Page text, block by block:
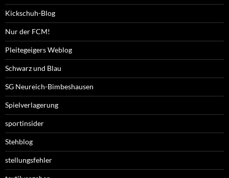
Kickschuh-Blog
Nur der FCM!
Pleitegeigers Weblog
Schwarz und Blau
SG Neureich-Bimbeshausen
Spielverlagerung
sportinsider
Stehblog
stellungsfehler